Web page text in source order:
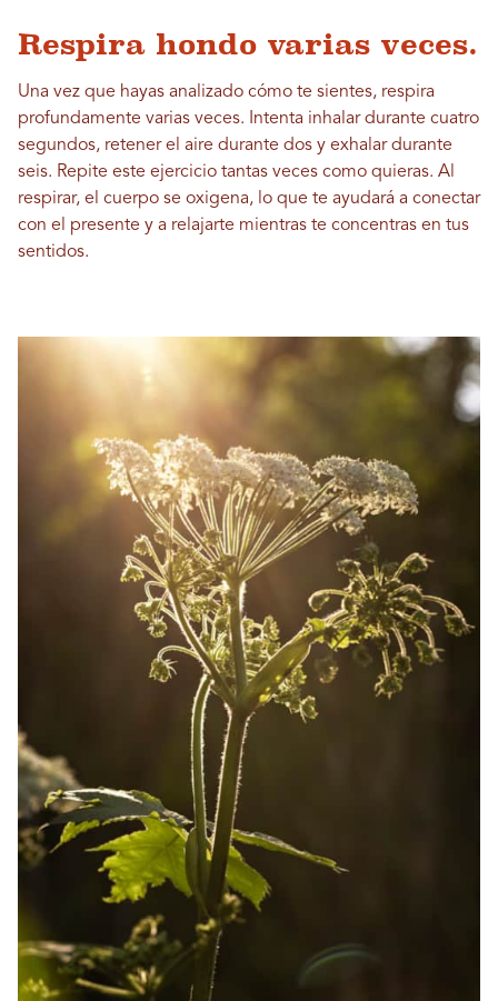
Respira hondo varias veces.
Una vez que hayas analizado cómo te sientes, respira
profundamente varias veces. Intenta inhalar durante cuatro
segundos, retener el aire durante dos y exhalar durante
seis. Repite este ejercicio tantas veces como quieras. Al
respirar, el cuerpo se oxigena, lo que te ayudará a conectar
con el presente y a relajarte mientras te concentras en tus
sentidos.